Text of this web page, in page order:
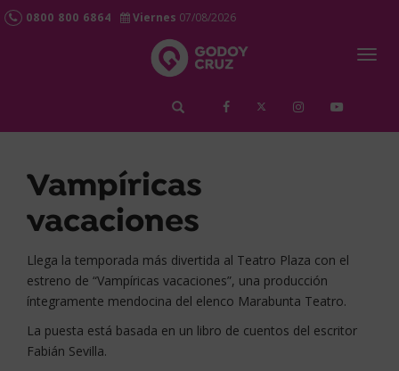
0800 800 6864 Viernes 07/08/2026
Vampíricas
vacaciones
Llega la temporada más divertida al Teatro Plaza con el
estreno de “Vampíricas vacaciones”, una producción
íntegramente mendocina del elenco Marabunta Teatro.
La puesta está basada en un libro de cuentos del escritor
Fabián Sevilla.